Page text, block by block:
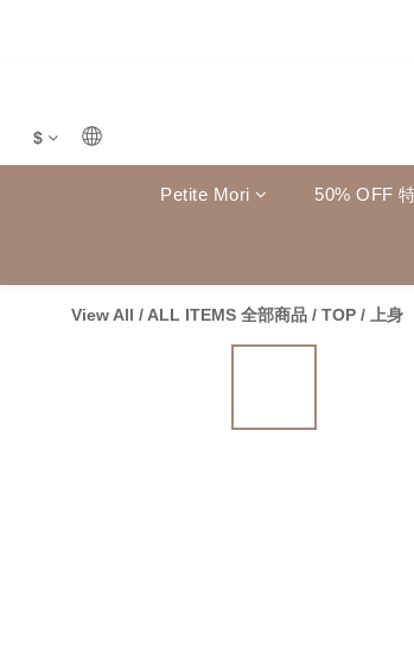
$
Petite Mori 50% OFF
View All / ALL ITEMS 全部商品 / TOP / 上身